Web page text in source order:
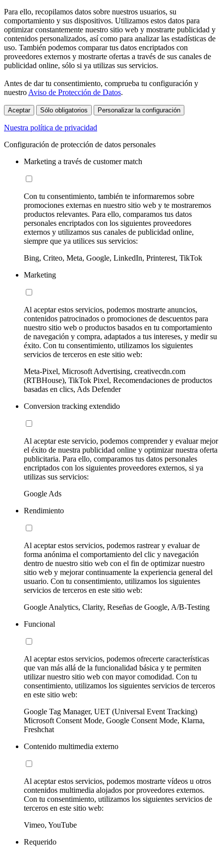
Para ello, recopilamos datos sobre nuestros usuarios, su
comportamiento y sus dispositivos. Utilizamos estos datos para
optimizar constantemente nuestro sitio web y mostrarte publicidad y
contenidos personalizados, así como para analizar las estadísticas de
uso. También podemos comparar tus datos encriptados con
proveedores externos y mostrarte ofertas a través de sus canales de
publicidad online, sólo si ya utilizas sus servicios.
Antes de dar tu consentimiento, comprueba tu configuración y
nuestro Aviso de Protección de Datos.
Aceptar Sólo obligatorios Personalizar la configuración
Nuestra política de privacidad
Configuración de protección de datos personales
Marketing a través de customer match
Con tu consentimiento, también te informaremos sobre
promociones externas en nuestro sitio web y te mostraremos
productos relevantes. Para ello, comparamos tus datos
personales encriptados con los siguientes proveedores
externos y utilizamos sus canales de publicidad online,
siempre que ya utilices sus servicios:
Bing, Criteo, Meta, Google, LinkedIn, Printerest, TikTok
Marketing
Al aceptar estos servicios, podemos mostrarte anuncios,
contenidos patrocinados o promociones de descuentos para
nuestro sitio web o productos basados en tu comportamiento
de navegación y compra, adaptados a tus intereses, y medir su
éxito. Con tu consentimiento, utilizamos los siguientes
servicios de terceros en este sitio web:
Meta-Pixel, Microsoft Advertising, creativecdn.com
(RTBHouse), TikTok Pixel, Recomendaciones de productos
basadas en clics, Ads Defender
Conversion tracking extendido
Al aceptar este servicio, podemos comprender y evaluar mejor
el éxito de nuestra publicidad online y optimizar nuestra oferta
publicitaria. Para ello, comparamos tus datos personales
encriptados con los siguientes proveedores externos, si ya
utilizas sus servicios:
Google Ads
Rendimiento
Al aceptar estos servicios, podemos rastrear y evaluar de
forma anónima el comportamiento del clic y navegación
dentro de nuestro sitio web con el fin de optimizar nuestro
sitio web y mejorar continuamente la experiencia general del
usuario. Con tu consentimiento, utilizamos los siguientes
servicios de terceros en este sitio web:
Google Analytics, Clarity, Reseñas de Google, A/B-Testing
Funcional
Al aceptar estos servicios, podemos ofrecerte características
que van más allá de la funcionalidad básica y te permiten
utilizar nuestro sitio web con mayor comodidad. Con tu
consentimiento, utilizamos los siguientes servicios de terceros
en este sitio web:
Google Tag Manager, UET (Universal Event Tracking)
Microsoft Consent Mode, Google Consent Mode, Klarna,
Freshchat
Contenido multimedia externo
Al aceptar estos servicios, podemos mostrarte vídeos u otros
contenidos multimedia alojados por proveedores externos.
Con tu consentimiento, utilizamos los siguientes servicios de
terceros en este sitio web:
Vimeo, YouTube
Requerido